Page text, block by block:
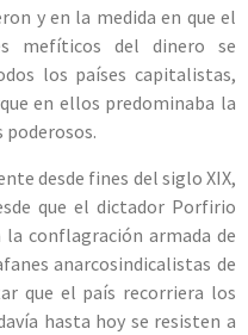
y en la medida en que el
mefíticos del dinero se
los países capitalistas,
en ellos predominaba la
poderosos.
desde fines del siglo XIX,
que el dictador Porfirio
conflagración armada de
anarcosindicalistas de
que el país recorriera los
hasta hoy se resisten a